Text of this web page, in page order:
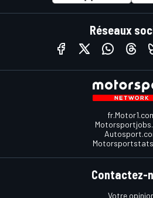
Réseaux
Contactez-
Votre